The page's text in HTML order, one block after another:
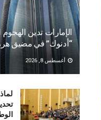
الإمارات تدين الهجوم
“أدنوك” في مضيق
أغسطس 8, 2026